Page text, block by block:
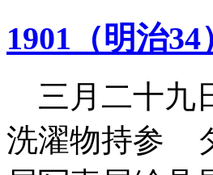
1901（明治
三月二十
洗濯物持参